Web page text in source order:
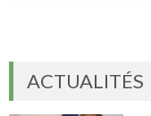
ACTUALITÉS